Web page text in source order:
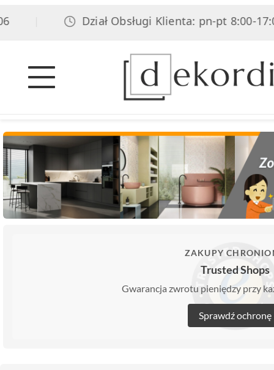
Dział Obsługi Klienta: pn-pt 8:00-17:00,
ZAKUPY
Trusted Shops
Gwarancja zwrotu pieniędzy przy
Sprawdź ochronę